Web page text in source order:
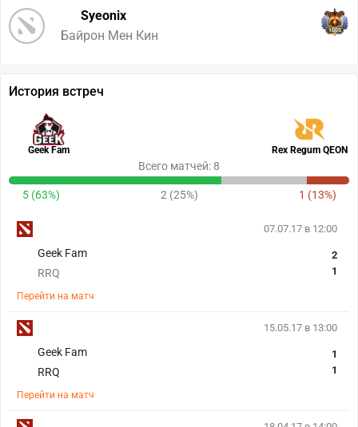
Syeonix
Байрон Мен Кин
1005
История встреч
Geek Fam Rex Regum QEON
Всего матчей: 8
5 (63%) 2 (25%) 1 (13%)
07.07.17 в 12:00
Geek Fam
RRQ
2
1
Перейти на матч
15.05.17 в 13:00
Geek Fam
RRQ
1
1
Перейти на матч